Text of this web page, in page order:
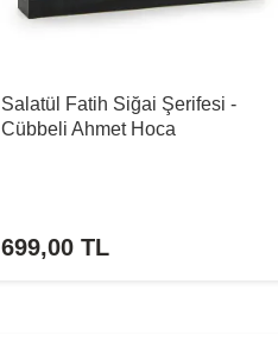
Salatül Fatih Siğai Şerifesi -
Cübbeli Ahmet Hoca
699,00 TL